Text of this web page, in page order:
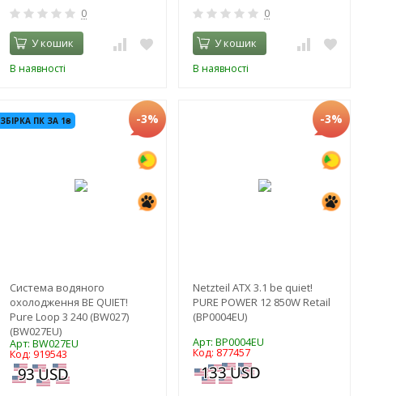
0
У кошик
В наявності
0
У кошик
В наявності
ЗБІРКА ПК ЗА 1₴ -3%
Система водяного
охолодження BE QUIET!
Pure Loop 3 240 (BW027)
(BW027EU)
Арт: BW027EU
Код: 919543
-3%
Netzteil ATX 3.1 be quiet!
PURE POWER 12 850W Retail
(BP0004EU)
Арт: BP0004EU
Код: 877457